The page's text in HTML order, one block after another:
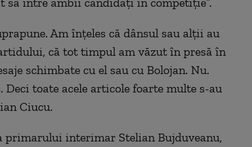
Am înțeles că dânsul sau alții au
că tot timpul am văzut în presă în
schimbate cu el sau cu Bolojan. Nu.
toate acele articole foarte multe s-au
Ciucu.
primarului interimar Stelian Bujduveanu,